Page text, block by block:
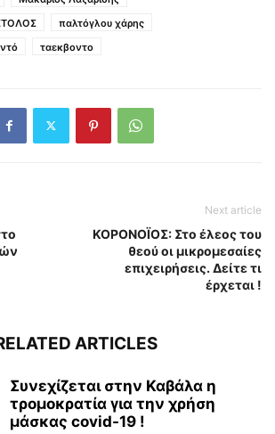
παλτόγλου χάρης
ταεκβοντο
Next article
ΚΟΡΟΝΟΪΟΣ: Στο έλεος του
θεού οι μικρομεσαίες
επιχειρήσεις. Δείτε τι
έρχεται !
ARTICLES
Συνεχίζεται στην Καβάλα η
τρομοκρατία για την χρήση
μάσκας covid-19 !